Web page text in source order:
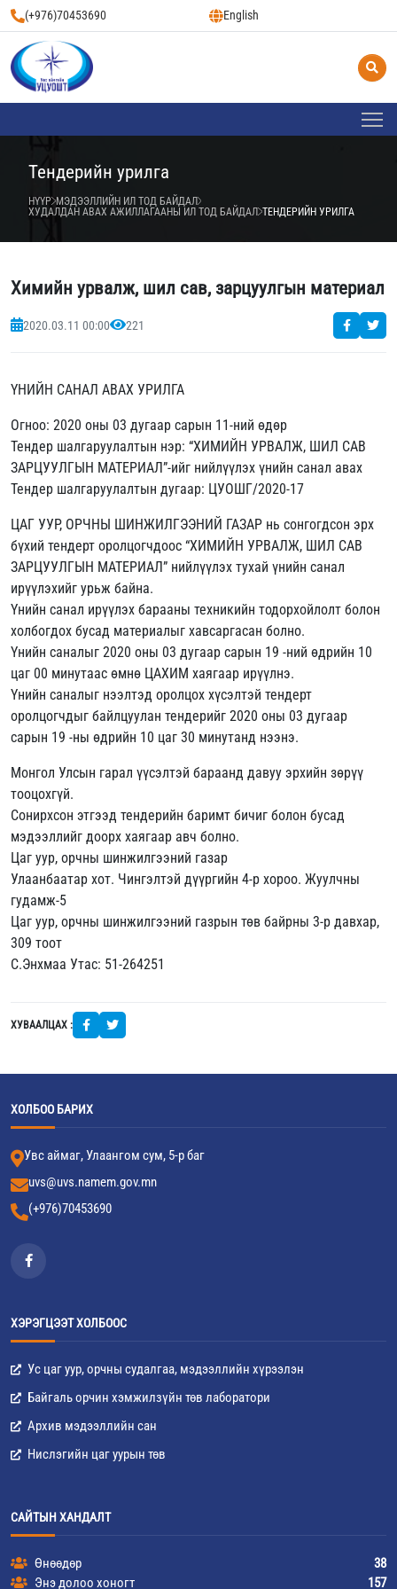
(+976)70453690 English
Тендерийн урилга
НҮҮР МЭДЭЭЛЛИЙН ИЛ ТОД БАЙДАЛ
ХУДАЛДАН АВАХ АЖИЛЛАГААНЫ ИЛ ТОД БАЙДАЛ ТЕНДЕРИЙН УРИЛГА
Химийн урвалж, шил сав, зарцуулгын материал
2020.03.11 00:00 221
ҮНИЙН САНАЛ АВАХ УРИЛГА
Огноо: 2020 оны 03 дугаар сарын 11-ний өдөр
Тендер шалгаруулалтын нэр: “ХИМИЙН УРВАЛЖ, ШИЛ САВ
ЗАРЦУУЛГЫН МАТЕРИАЛ”-ийг нийлүүлэх үнийн санал авах
Тендер шалгаруулалтын дугаар: ЦУОШГ/2020-17
ЦАГ УУР, ОРЧНЫ ШИНЖИЛГЭЭНИЙ ГАЗАР нь сонгогдсон эрх
бүхий тендерт оролцогчдоос “ХИМИЙН УРВАЛЖ, ШИЛ САВ
ЗАРЦУУЛГЫН МАТЕРИАЛ” нийлүүлэх тухай үнийн санал
ирүүлэхийг урьж байна.
Үнийн санал ирүүлэх барааны техникийн тодорхойлолт болон
холбогдох бусад материалыг хавсаргасан болно.
Үнийн саналыг 2020 оны 03 дугаар сарын 19 -ний өдрийн 10
цаг 00 минутаас өмнө ЦАХИМ хаягаар ирүүлнэ.
Үнийн саналыг нээлтэд оролцох хүсэлтэй тендерт
оролцогчдыг байлцуулан тендерийг 2020 оны 03 дугаар
сарын 19 -ны өдрийн 10 цаг 30 минутанд нээнэ.
Монгол Улсын гарал үүсэлтэй бараанд давуу эрхийн зөрүү
тооцохгүй.
Сонирхсон этгээд тендерийн баримт бичиг болон бусад
мэдээллийг доорх хаягаар авч болно.
Цаг уур, орчны шинжилгээний газар
Улаанбаатар хот. Чингэлтэй дүүргийн 4-р хороо. Жуулчны
гудамж-5
Цаг уур, орчны шинжилгээний газрын төв байрны 3-р давхар,
309 тоот
С.Энхмаа Утас: 51-264251
ХУВААЛЦАХ :
ХОЛБОО БАРИХ
Увс аймаг, Улаангом сум, 5-р баг
uvs@uvs.namem.gov.mn
(+976)70453690
ХЭРЭГЦЭЭТ ХОЛБООС
Ус цаг уур, орчны судалгаа, мэдээллийн хүрээлэн
Байгаль орчин хэмжилзүйн төв лаборатори
Архив мэдээллийн сан
Нислэгийн цаг уурын төв
САЙТЫН ХАНДАЛТ
Өнөөдөр
38
Энэ долоо хоногт
157